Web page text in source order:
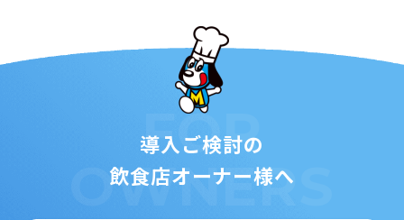
導入ご検討の
飲食店オーナー様へ
FOR
OWNERS